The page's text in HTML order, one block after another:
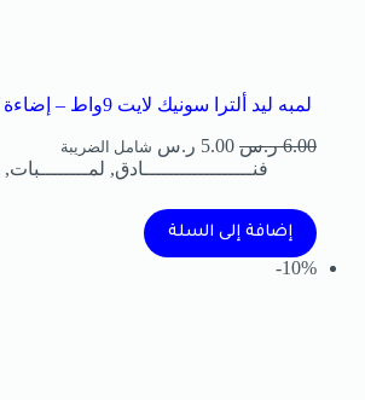
لمبه ليد ألترا سونيك لايت 9واط – إضاءة مبتكرة تدوم طويلاً
6.00 ر.س 5.00 ر.س شامل الضريبة
فنــــــــــــــــــادق, لمــــــــبات,
إضافة إلى السلة
10%-